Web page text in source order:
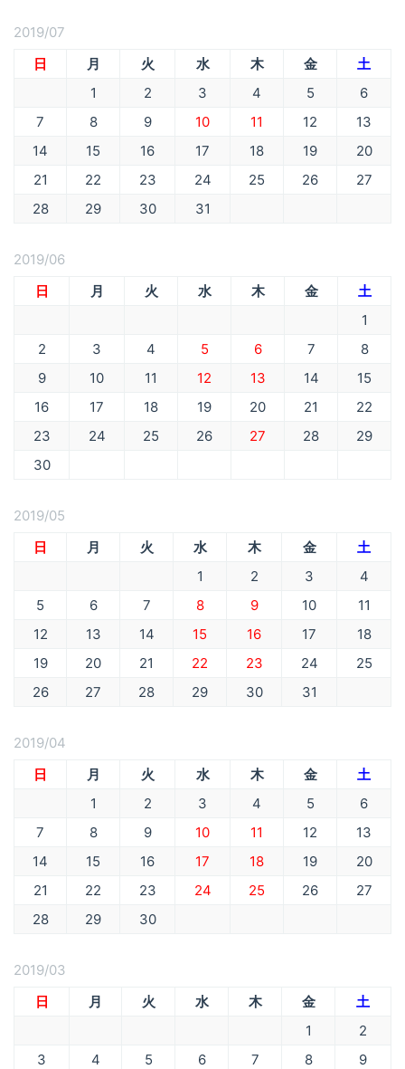
2019/07
日
月 火 水 木 金
土
1
2 3 4 5
6
7
8 9 10 11 12
13
14
15 16 17 18 19
20
21
22 23 24 25 26
27
28
29 30 31
2019/06
日
月 火 水 木 金
土
1
2
3 4 5 6 7
8
9
10 11 12 13 14
15
16
17 18 19 20 21
22
23
24 25 26 27 28
29
30
2019/05
日
月 火 水 木 金
土
1
2 3
4
5
6 7 8 9 10
11
12
13 14 15 16 17
18
19
20 21 22 23 24
25
26
27 28 29 30 31
2019/04
日
月 火 水 木 金
土
1
2 3 4 5
6
7
8 9 10 11 12
13
14
15 16 17 18 19
20
21
22 23 24 25 26
27
28
29 30
2019/03
日
月 火 水 木 金
土
1
2
3
4 5 6 7 8
9